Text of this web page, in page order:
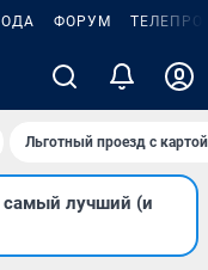
ФОРУМ
Льготный проезд с
самый лучший (и